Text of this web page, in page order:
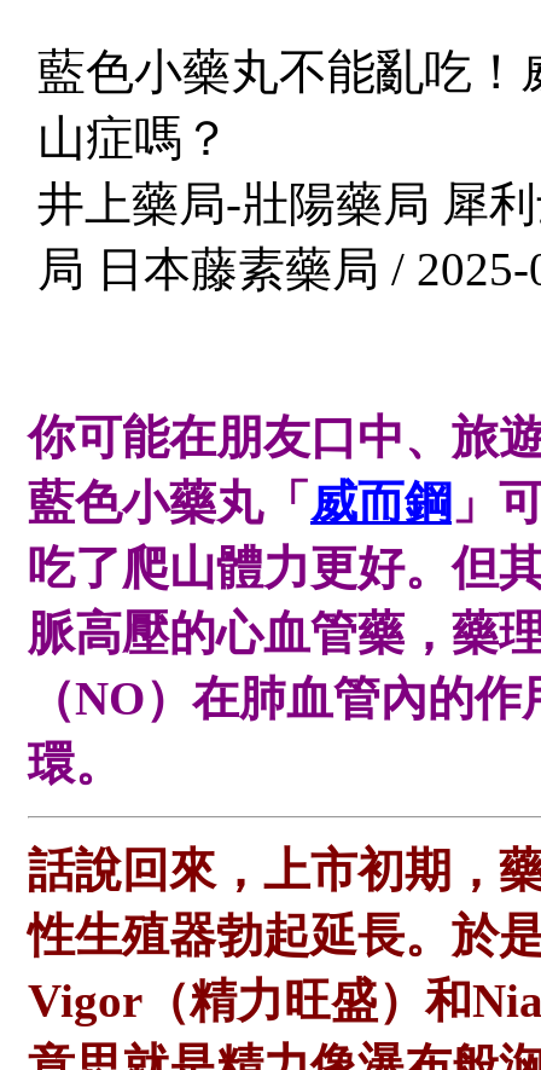
藍色小藥丸不能亂吃
山症嗎？
井上藥局-壯陽藥局 犀
局 日本藤素藥局 / 2025-
你可能在朋友口中、旅
藍色小藥丸「 威而鋼 」
吃了爬山體力更好。但
脈高壓的心血管藥，藥
（NO）在肺血管內的
環。
話說回來，上市初期，
性生殖器勃起延長。於
Vigor（精力旺盛）和